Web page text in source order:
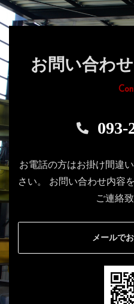
お問い合わ
093-
お電話の方はお掛け間違
さい。
お問い合わせ内容
ご連絡
メールで